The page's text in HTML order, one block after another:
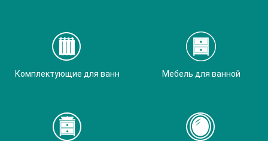
Комплектующие для ванн Мебель для ванной